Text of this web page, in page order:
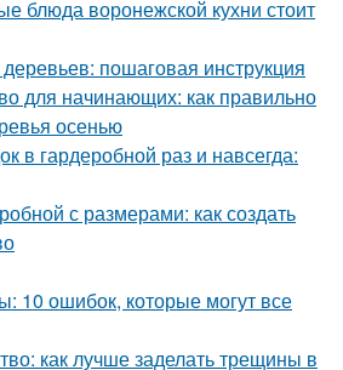
блюда воронежской кухни стоит
пошаговая инструкция
для начинающих: как правильно
осенью
в гардеробной раз и навсегда:
с размерами: как создать
10 ошибок, которые могут все
как лучше заделать трещины в